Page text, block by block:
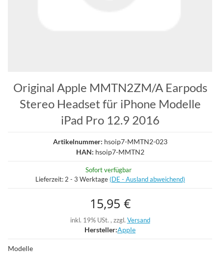
Original Apple MMTN2ZM/A Earpods
Stereo Headset für iPhone Modelle
iPad Pro 12.9 2016
Artikelnummer: hsoip7-MMTN2-023
HAN: hsoip7-MMTN2
Sofort verfügbar
Lieferzeit: 2 - 3 Werktage (DE - Ausland abweichend)
15,95 €
inkl. 19% USt. , zzgl. Versand
Hersteller:Apple
Modelle